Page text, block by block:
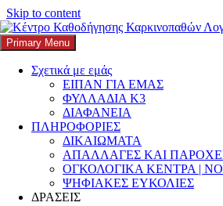
Skip to content
K3
ΚΕΝΤΡΟ ΚΑΘΟΔΗΓΗΣΗΣ
Primary Menu
Σχετικά με εμάς
ΕΙΠΑΝ ΓΙΑ ΕΜΑΣ
ΦΥΛΛΑΔΙΑ Κ3
ΔΙΑΦΑΝΕΙΑ
ΠΛΗΡΟΦΟΡΙΕΣ
ΔΙΚΑΙΩΜΑΤΑ
ΑΠΑΛΛΑΓΕΣ ΚΑΙ
ΟΓΚΟΛΟΓΙΚΑ ΚΕΝΤΡΑ |
ΨΗΦΙΑΚΕΣ ΕΥΚΟΛΙΕΣ
ΔΡΑΣΕΙΣ
Αναζήτηση για: